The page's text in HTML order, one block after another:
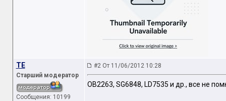
TE
Старший модератор
Сообщения: 10199
#2 От 11/06/2012 10:28
OB2263, SG6848, LD7535 и др., все не